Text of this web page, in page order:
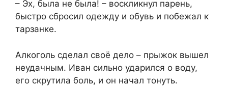
– Эх, была не была! – воскликнул парень,
быстро сбросил одежду и обувь и побежал к
тарзанке.
Алкоголь сделал своё дело – прыжок вышел
неудачным. Иван сильно ударился о воду,
его скрутила боль, и он начал тонуть.